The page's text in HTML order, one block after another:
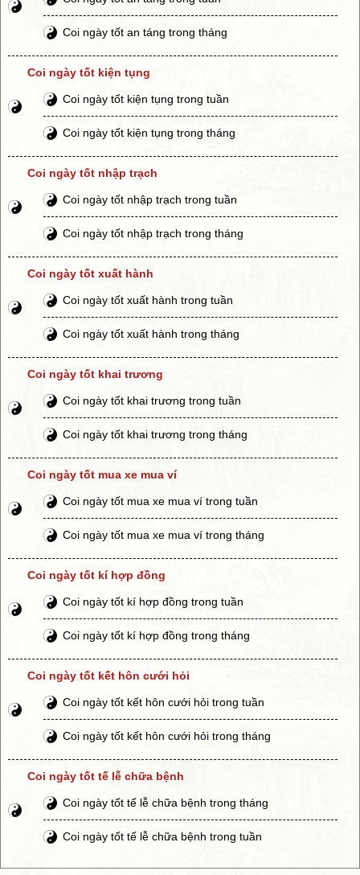
Coi ngày tốt an táng trong tháng
Coi ngày tốt kiện tụng
Coi ngày tốt kiện tụng trong tuần
Coi ngày tốt kiện tụng trong tháng
Coi ngày tốt nhập trạch
Coi ngày tốt nhập trạch trong tuần
Coi ngày tốt nhập trạch trong tháng
Coi ngày tốt xuất hành
Coi ngày tốt xuất hành trong tuần
Coi ngày tốt xuất hành trong tháng
Coi ngày tốt khai trương
Coi ngày tốt khai trương trong tuần
Coi ngày tốt khai trương trong tháng
Coi ngày tốt mua xe mua ví
Coi ngày tốt mua xe mua ví trong tuần
Coi ngày tốt mua xe mua ví trong tháng
Coi ngày tốt kí hợp đồng
Coi ngày tốt kí hợp đồng trong tuần
Coi ngày tốt kí hợp đồng trong tháng
Coi ngày tốt kết hôn cưới hỏi
Coi ngày tốt kết hôn cưới hỏi trong tuần
Coi ngày tốt kết hôn cưới hỏi trong tháng
Coi ngày tốt tế lễ chữa bệnh
Coi ngày tốt tế lễ chữa bệnh trong tháng
Coi ngày tốt tế lễ chữa bệnh trong tuần